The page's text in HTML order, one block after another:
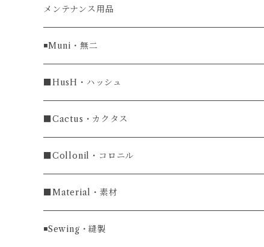
牛革
ラグ幅16mm
ラグ幅18mm
ラグ幅19mm
ラグ幅20mm
ラグ幅22mm
ラグ幅24mm
メンテナンス用品
◾️Muni・無二
長財布
長財布
ラウンドファスナー長財布
名刺入れ
小銭入れ
キーケース
時計ベルト
■HusH・ハッシュ
ラウンドファスナー
カードケース
マウスパッド
コインケース
■Cactus・カクタス
コインケース
キーホルダー
ライターケース
■Collonil・コロニル
■Material・素材
クロコダイル
◾️Sewing・縫製